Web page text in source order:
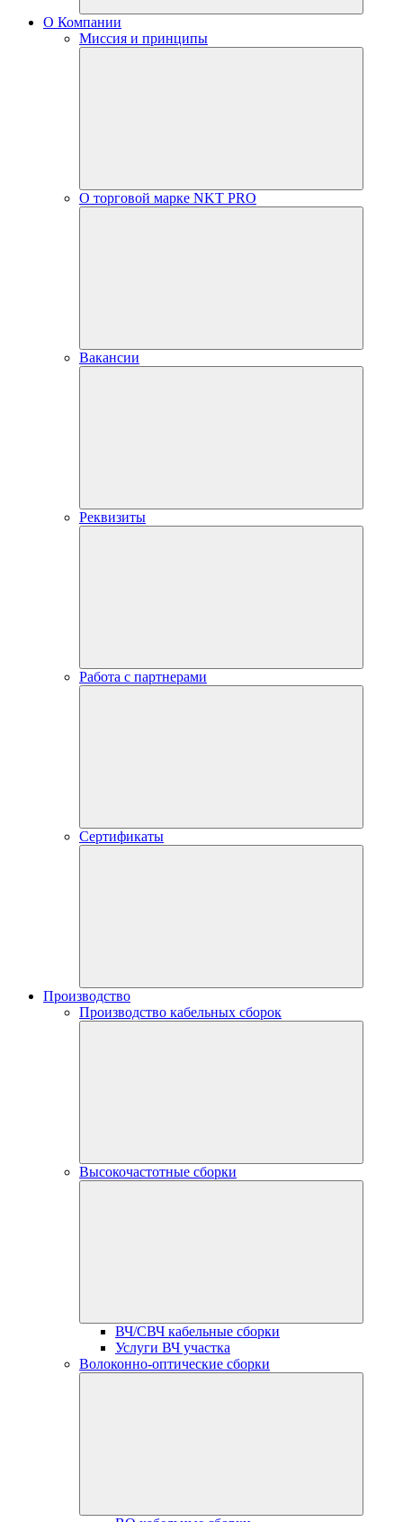
О Компании
Миссия и принципы
О торговой марке NKT PRO
Вакансии
Реквизиты
Работа с партнерами
Сертификаты
Производство
Производство кабельных сборок
Высокочастотные сборки
ВЧ/СВЧ кабельные сборки
Услуги ВЧ участка
Волоконно-оптические сборки